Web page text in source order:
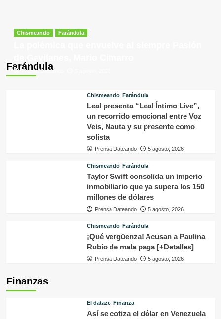
Farándula
Chismeando Farándula
Prensa Dateando
Chismeando Farándula
Leal presenta “Leal Íntimo Live”,
un recorrido emocional entre Voz
Veis, Nauta y su presente como
solista
Prensa Dateando 5 agosto, 2026
Chismeando Farándula
Taylor Swift consolida un imperio
inmobiliario que ya supera los 150
millones de dólares
Prensa Dateando 5 agosto, 2026
Chismeando Farándula
¡Qué vergüenza! Acusan a Paulina
Rubio de mala paga [+Detalles]
Prensa Dateando 5 agosto, 2026
Finanzas
El datazo Finanza
Así se cotiza el dólar en Venezuela